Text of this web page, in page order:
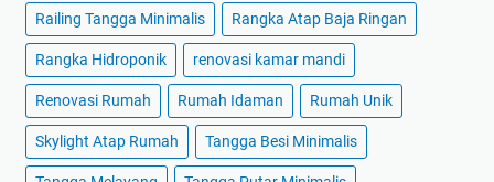
Railing Tangga Minimalis Rangka Atap Baja Ringan
Rangka Hidroponik renovasi kamar mandi
Renovasi Rumah Rumah Idaman Rumah Unik
Skylight Atap Rumah Tangga Besi Minimalis